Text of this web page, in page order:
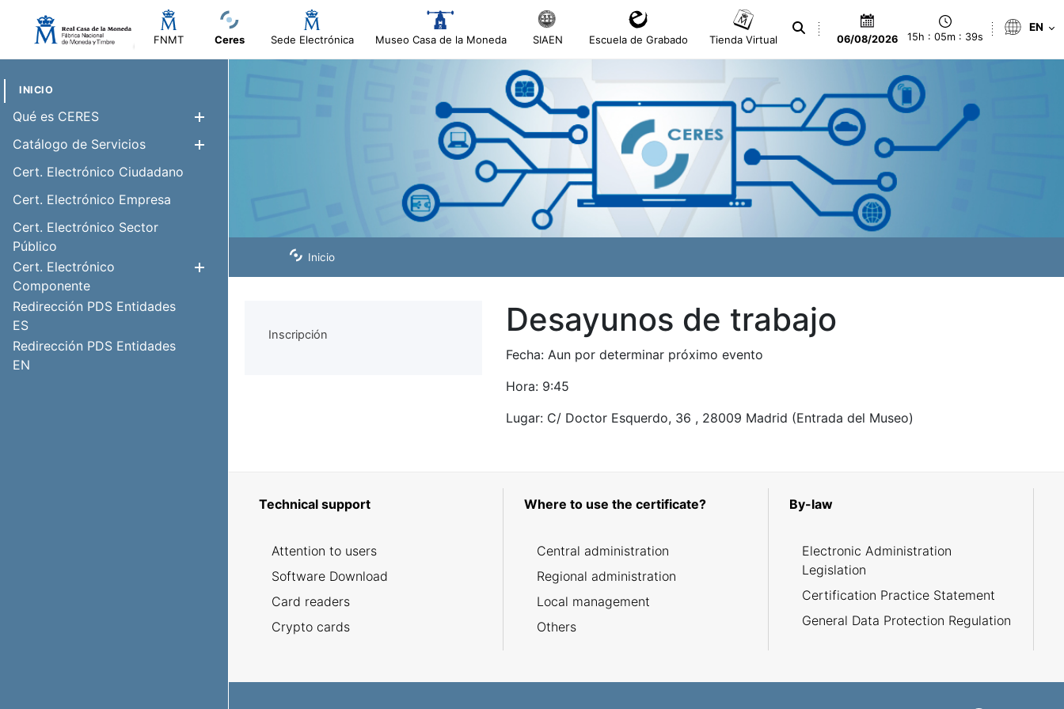
FNMT Ceres Sede Electrónica Museo Casa de la Moneda SIAEN Escuela de Grabado Tienda Virtual 06/08/2026 15h : 05m : 40s
EN
INICIO
Qué es CERES
Catálogo de Servicios
Cert. Electrónico Ciudadano
Cert. Electrónico Empresa
Cert. Electrónico Sector
Público
Cert. Electrónico
Componente
Redirección PDS Entidades
ES
Redirección PDS Entidades
EN
Inicio
Inscripción Desayunos de trabajo
Fecha: Aun por determinar próximo evento
Hora: 9:45
Lugar: C/ Doctor Esquerdo, 36 , 28009 Madrid (Entrada del Museo)
Technical support
Attention to users
Software Download
Card readers
Crypto cards
Where to use the certificate?
Central administration
Regional administration
Local management
Others
By-law
Electronic Administration
Legislation
Certification Practice Statement
General Data Protection Regulation